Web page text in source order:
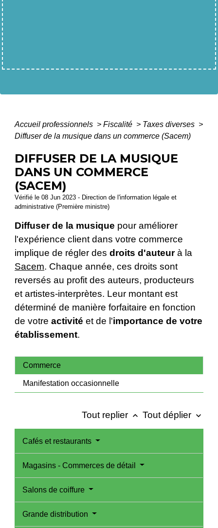
Accueil professionnels > Fiscalité > Taxes diverses >
Diffuser de la musique dans un commerce (Sacem)
DIFFUSER DE LA MUSIQUE
DANS UN COMMERCE
(SACEM)
Vérifié le 08 Jun 2023 - Direction de l'information légale et
administrative (Première ministre)
Diffuser de la musique pour améliorer
l'expérience client dans votre commerce
implique de régler des droits d'auteurà la
Sacem. Chaque année, ces droits sont
reversés au profit des auteurs, producteurs
et artistes-interprètes. Leur montant est
déterminé de manière forfaitaire en fonction
de votre activité et de l'importance de votre
établissement.
Commerce
Manifestation occasionnelle
Tout replier keyboard_arrow_up Tout déplier keyboard_arrow_down
Cafés et restaurants
Magasins - Commerces de détail
Salons de coiffure
Grande distribution